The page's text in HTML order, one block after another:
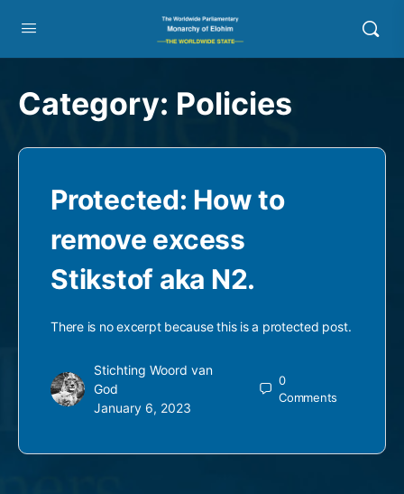
Category: Policies
Protected: How to
remove excess
Stikstof aka N2.
There is no excerpt because this is a protected post.
Stichting Woord van
God
January 6, 2023
0
Comments